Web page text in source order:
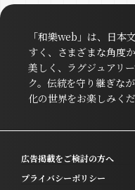
「和樂web」は、日本
すく、さまざまな角度
美しく、ラグジュアリ
ク。伝統を守り継ぎな
化の世界をお楽しみくだ
広告掲載をご検討の方へ
プライバシーポリシー